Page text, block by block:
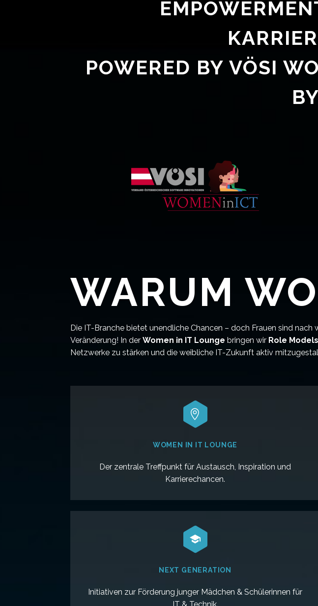
POWERED BY VÖSI
WARUM
Die IT-Branche bietet unendliche Chancen – doch Frauen sind nach
Veränderung! In der Women in IT Lounge bringen wir Role
Netzwerke zu stärken und die weibliche IT-Zukunft aktiv


WOMEN IN IT LOUNGE
Der zentrale Treffpunkt für Austausch, Inspiration und
Karrierechancen.


NEXT GENERATION
Initiativen zur Förderung junger Mädchen & Schülerinnen für